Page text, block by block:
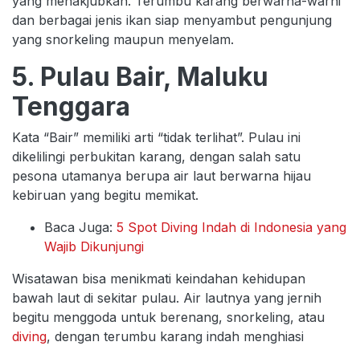
dan berbagai jenis ikan siap menyambut pengunjung
yang snorkeling maupun menyelam.
5. Pulau Bair, Maluku
Tenggara
Kata “Bair” memiliki arti “tidak terlihat”. Pulau ini
dikelilingi perbukitan karang, dengan salah satu
pesona utamanya berupa air laut berwarna hijau
kebiruan yang begitu memikat.
Baca Juga: 5 Spot Diving Indah di Indonesia yang
Wajib Dikunjungi
Wisatawan bisa menikmati keindahan kehidupan
bawah laut di sekitar pulau. Air lautnya yang jernih
begitu menggoda untuk berenang, snorkeling, atau
diving, dengan terumbu karang indah menghiasi